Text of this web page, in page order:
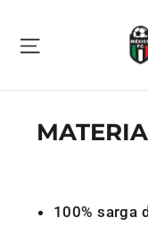
100% sarga